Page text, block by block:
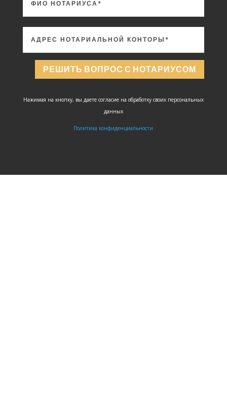
РЕШИТЬ ВОПРОС С НОТАРИУСОМ
Нажимая на кнопку, вы даете согласие на обработку своих персональных
данных
Политика конфиденциальности